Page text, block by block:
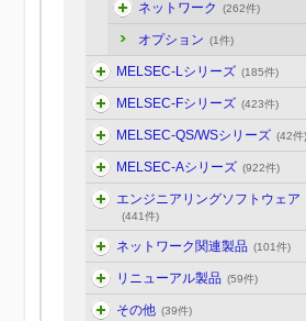
ネットワーク (262件)
オプション (1件)
MELSEC-Lシリーズ (185件)
MELSEC-Fシリーズ (423件)
MELSEC-QS/WSシリーズ (42件)
MELSEC-Aシリーズ (922件)
エンジニアリングソフトウェア
(441件)
ネットワーク関連製品 (101件)
リニューアル製品 (59件)
その他 (39件)